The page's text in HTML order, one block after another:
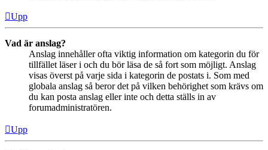
Upp
Vad är anslag?
Anslag innehåller ofta viktig information om kategorin du för
tillfället läser i och du bör läsa de så fort som möjligt. Anslag
visas överst på varje sida i kategorin de postats i. Som med
globala anslag så beror det på vilken behörighet som krävs om
du kan posta anslag eller inte och detta ställs in av
forumadministratören.
Upp